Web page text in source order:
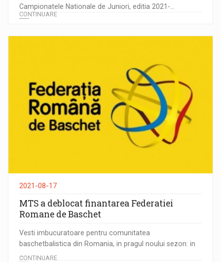
Campionatele Nationale de Juniori, editia 2021-...
CONTINUARE
2021-08-17
MTS a deblocat finantarea Federatiei
Romane de Baschet
Vesti imbucuratoare pentru comunitatea
baschetbalistica din Romania, in pragul noului sezon: in
...
CONTINUARE